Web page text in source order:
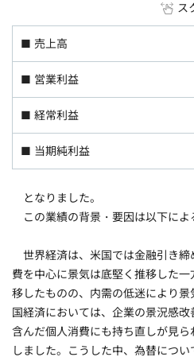
ス
■ 売上高
■ 営業利益
■ 経常利益
■ 当期純利益
となりました。
この業績の背景・要因は以下によ
世界経済は、米国では金融引き締
費を中心に景気は底堅く推移した
移したものの、内需の低迷により
国経済においては、企業の景況感
含んだ個人消費にも持ち直しが見
しました。こうした中、為替につ